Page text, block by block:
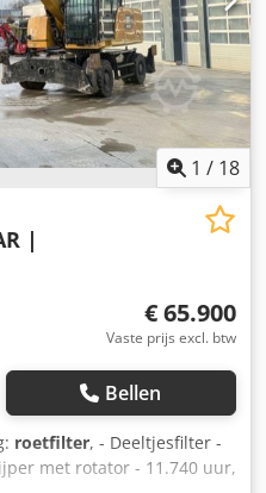
1 / 18
|
€ 65.900
Vaste prijs excl. btw
Bellen
roetfilter, - Deeltjesfilter -
met rotator - 11.740 uur,